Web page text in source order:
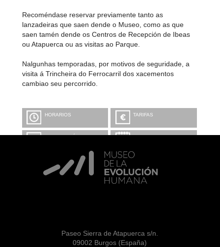
Recoméndase reservar previamente tanto as
lanzadeiras que saen dende o Museo, como as que
saen tamén dende os Centros de Recepción de Ibeas
ou Atapuerca ou as visitas ao Parque.
Nalgunhas temporadas, por motivos de seguridade, a
visita á Trincheira do Ferrocarril dos xacementos
cambiao seu percorrido.
HORARIOS TARIFAS
INFORMACIÓN Y
CALENDARIO
VISITA CON
MICROEXPLICACIONES
Paseo Sierra de Atapuerca s/n.
09002 Burgos (España)